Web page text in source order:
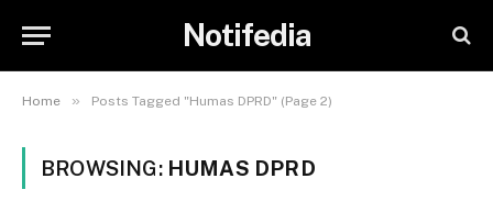
Notifedia
Home » Posts Tagged "Humas DPRD" (Page 2)
BROWSING: HUMAS DPRD